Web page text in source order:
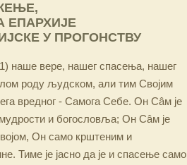
ЕПАРХИЈЕ
У ПРОГОНСТВУ
наше вере, нашег спасења, нашег
роду људском, али тим Својим
вредног - Самога Себе. Он Сâм је
и богословља; Он Сâм је
Он само крштеним и
Тиме је јасно да је и спасење само